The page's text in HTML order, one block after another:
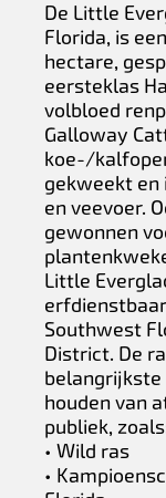
De Little
Florida, is
hectare,
eersteklas
volbloed
Galloway
koe-/
gekweekt en
en veevoer.
gewonnen
Little
Southwest
District. De
belangrijkste
houden van
publiek,
• Wild ras
•